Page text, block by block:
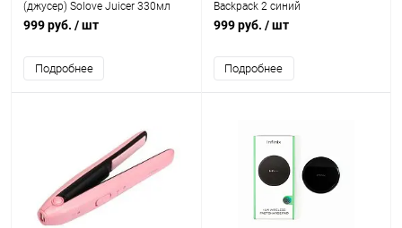
(джусер) Solove Juicer 330мл
Yellow гарантия 3 мес
999 руб. / шт
Подробнее
Backpack 2 синий
999 руб. / шт
Подробнее